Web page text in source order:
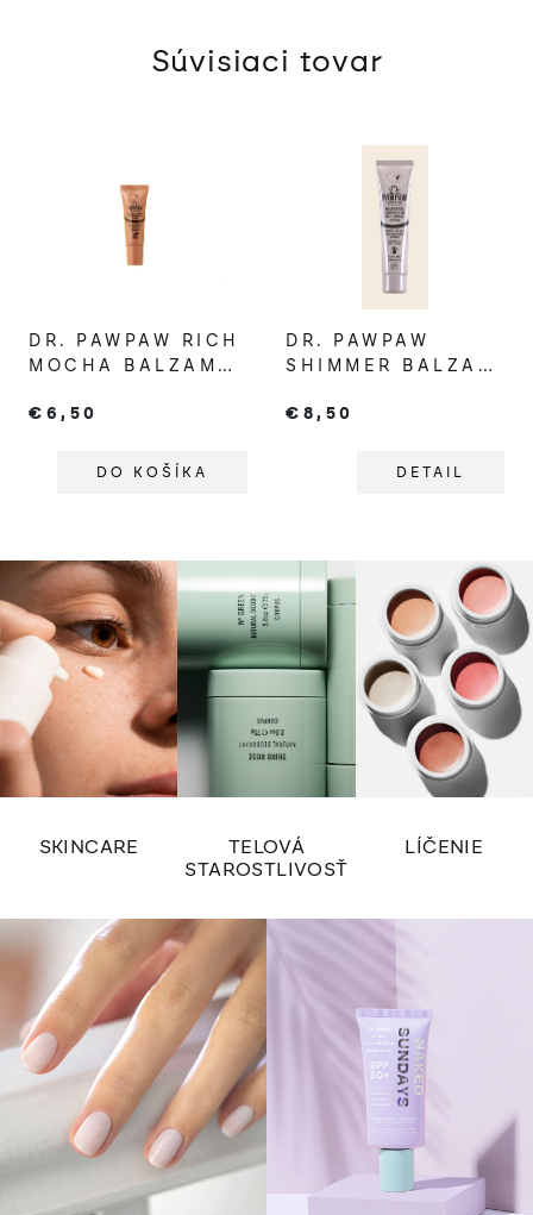
Súvisiaci tovar
DR. PAWPAW RICH
MOCHA BALZAM
€6,50
DO KOŠÍKA
DR. PAWPAW
SHIMMER BALZAM
€8,50
DETAIL
SKINCARE
TELOVÁ
STAROSTLIVOSŤ
LÍČENIE